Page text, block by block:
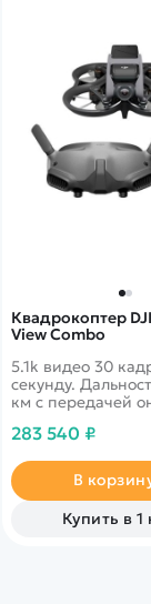
Квадрокоптер
View Combo
5.1k видео 30
секунду.
км с передачей
полете. Датчики
направлениям.
и DJI Motion
обеспечивают
захватывающий
283 540 ₽
В
Купить в 1